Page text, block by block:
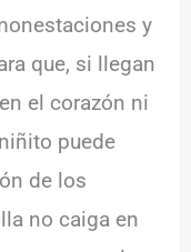
y
que, si llegan
el corazón ni
puede
de los
no caiga en